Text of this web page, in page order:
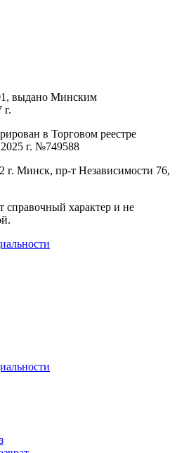
выдано Минским
г.
в Торговом реестре
г. №749588
г. Минск, пр-т Независимости 76,
справочный характер и не